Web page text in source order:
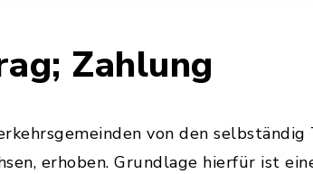
Zahlung
von den
erhoben. Grundlage hierfür ist